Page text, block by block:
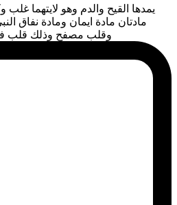
يمدها القيح والدم وهو لايتهما
مادتان مادة ايمان ومادة نفاق
وقلب مصفح وذلك قلب